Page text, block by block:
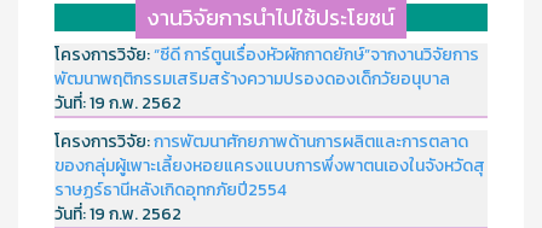
งานวิจัยการนำไปใช้ประโยชน์
โครงการวิจัย:“ซีดี การ์ตูนเรื่องหัวผักกาดยักษ์”จากงานวิจัยการ
พัฒนาพฤติกรรมเสริมสร้างความปรองดองเด็กวัยอนุบาล
วันที่:19 ก.พ. 2562
โครงการวิจัย:การพัฒนาศักยภาพด้านการผลิตและการตลาด
ของกลุ่มผู้เพาะเลี้ยงหอยแครงแบบการพึ่งพาตนเองในจังหวัดสุ
ราษฏร์ธานีหลังเกิดอุทกภัยปี2554
วันที่:19 ก.พ. 2562